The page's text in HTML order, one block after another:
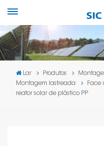
Lar Produtos
Montagem lastreada
Face
reator solar de plástico PP